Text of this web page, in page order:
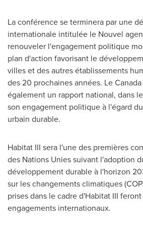
La conférence se terminera par une
internationale intitulée le Nouvel
renouveler l'engagement politique
plan d'action favorisant le
villes et des autres établissements
des 20 prochaines années. Le Canada
également un rapport national, dans
son engagement politique à l'égard
urbain durable.
Habitat III sera l'une des premières
des Nations Unies suivant l'adoption
développement durable à l'horizon
sur les changements climatiques
prises dans le cadre d'Habitat III
engagements internationaux.